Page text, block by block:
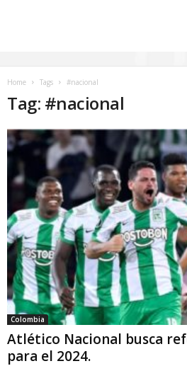
Home Tags #nacional
Tag: #nacional
Colombia
Atlético Nacional busca
para el 2024.